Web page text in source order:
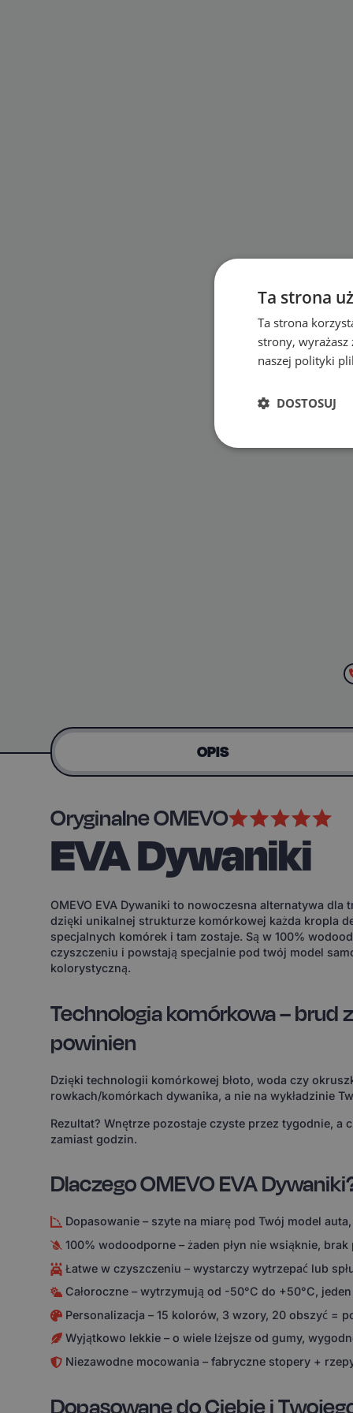
OPIS
Oryginalne OMEVO
EVA Dywaniki
OMEVO EVA Dywaniki to nowoczesna alternatywa dla
dzięki unikalnej strukturze komórkowej każda kropla
specjalnych komórek i tam zostaje. Są w 100%
czyszczeniu i powstają specjalnie pod twój model
kolorystyczną.
Technologia komórkowa – brud
powinien
Dzięki technologii komórkowej błoto, woda czy
rowkach/komórkach dywanika, a nie na wykładzinie
Rezultat? Wnętrze pozostaje czyste przez tygodnie, a
zamiast godzin.
Dlaczego OMEVO EVA
Dopasowanie – szyte na miarę pod Twój model
100% wodoodporne – żaden płyn nie wsiąknie,
Łatwe w czyszczeniu – wystarczy wytrzepać lub
Całoroczne – wytrzymują od -50°C do +50°C,
Personalizacja – 15 kolorów, 3 wzory, 20 obszyć =
Wyjątkowo lekkie – o wiele lżejsze od gumy,
Niezawodne mocowania – fabryczne stopery +
Ta strona
Ta strona
strony,
naszej polityki
DOSTOSUJ